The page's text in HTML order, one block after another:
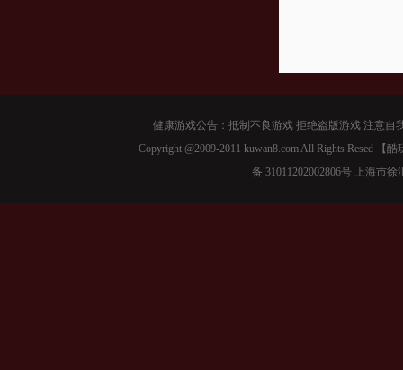
健康游戏公告：抵制不良游戏 拒绝盗版游戏 注意
Copyright @2009-2011 kuwan8.com All Rights Resed
备 31011202002806号 上海市